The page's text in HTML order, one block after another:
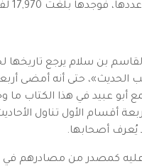
بلغت 17,970 لفظًا لغويًا.
سلام يرجع تاريخها لحوالي
الحديث»، حتى أنه أمضى
أبو عبيد في هذا
أقسام الأول تناول
يُعرف أصحابها.
عليه كمصدر من مصادرهم